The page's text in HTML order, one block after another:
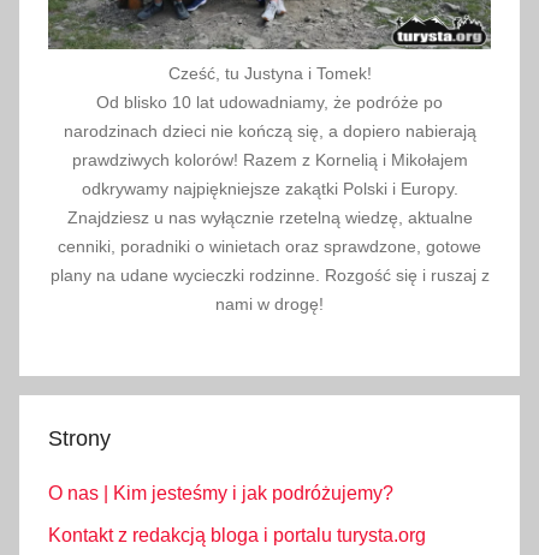
Cześć, tu Justyna i Tomek!
Od blisko 10 lat udowadniamy, że podróże po
narodzinach dzieci nie kończą się, a dopiero nabierają
prawdziwych kolorów! Razem z Kornelią i Mikołajem
odkrywamy najpiękniejsze zakątki Polski i Europy.
Znajdziesz u nas wyłącznie rzetelną wiedzę, aktualne
cenniki, poradniki o winietach oraz sprawdzone, gotowe
plany na udane wycieczki rodzinne. Rozgość się i ruszaj z
nami w drogę!
Strony
O nas | Kim jesteśmy i jak podróżujemy?
Kontakt z redakcją bloga i portalu turysta.org